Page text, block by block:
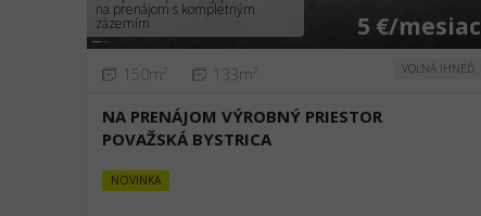
na prenájom s kompletným
zázemím 5 €/mesiac
150m² 133m² VOĽNÁ IHNEĎ
NA PRENÁJOM VÝROBNÝ PRIESTOR
POVAŽSKÁ BYSTRICA
NOVINKA